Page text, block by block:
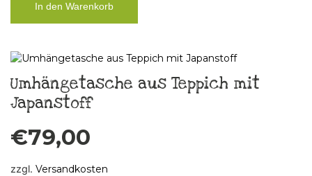
In den Warenkorb
Umhängetasche aus Teppich mit
Japanstoff
€79,00
zzgl. Versandkosten